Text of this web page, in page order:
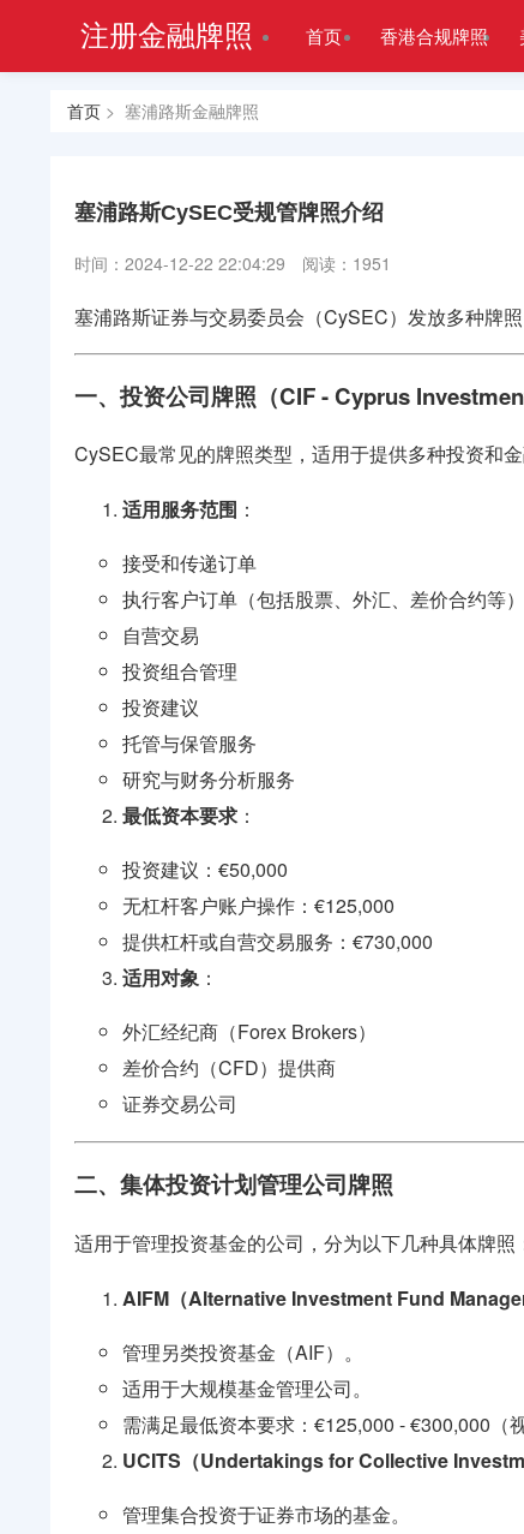
注册金融牌照 首页 香港合规牌照
首页 > 塞浦路斯金融牌照
塞浦路斯CySEC受规管牌照介绍
时间：2024-12-22 22:04:29 阅读：1951
塞浦路斯证券与交易委员会（CySEC）发放多种牌
一、投资公司牌照（CIF - Cyprus
CySEC最常见的牌照类型，适用于提供多种投资和金
适用服务范围 ：
接受和传递订单
执行客户订单（包括股票、外汇、差价合约等）
自营交易
投资组合管理
投资建议
托管与保管服务
研究与财务分析服务
最低资本要求 ：
投资建议：€50,000
无杠杆客户账户操作：€125,000
提供杠杆或自营交易服务：€730,000
适用对象 ：
外汇经纪商（Forex Brokers）
差价合约（CFD）提供商
证券交易公司
二、集体投资计划管理公司牌照
适用于管理投资基金的公司，分为以下几种具体牌照
AIFM（Alternative Investment Fund
管理另类投资基金（AIF）。
适用于大规模基金管理公司。
需满足最低资本要求：€125,000 - €300,000（
UCITS（Undertakings for Collective
管理集合投资于证券市场的基金。